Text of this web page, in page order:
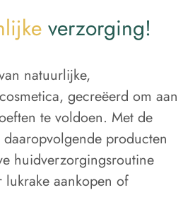
verzorging!
natuurlijke,
gecreëerd om aan
te voldoen. Met de
daaropvolgende producten
huidverzorgingsroutine
aankopen of